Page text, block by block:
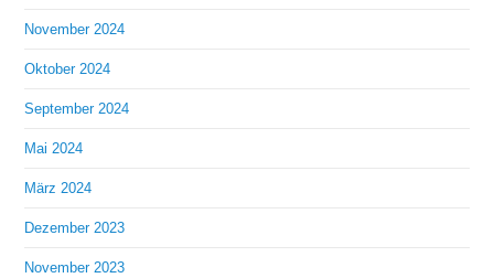
November 2024
Oktober 2024
September 2024
Mai 2024
März 2024
Dezember 2023
November 2023